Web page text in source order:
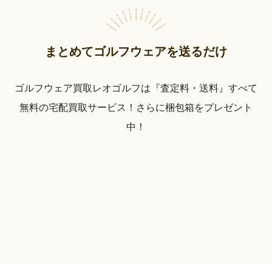
まとめてゴルフウェアを送るだけ
ゴルフウェア買取レオゴルフは『査定料・送料』すべて
無料の宅配買取サービス！さらに梱包箱をプレゼント
中！